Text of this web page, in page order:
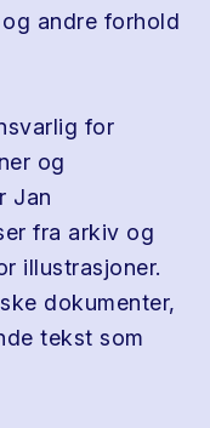
andre forhold
for
og
Jan
fra arkiv og
illustrasjoner.
dokumenter,
tekst som